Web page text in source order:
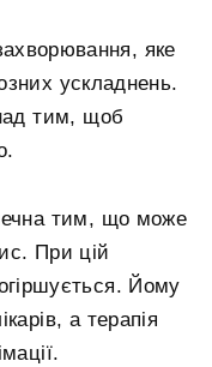
яке
ускладнень.
тим, щоб
тим, що може
При цій
Йому
а терапія